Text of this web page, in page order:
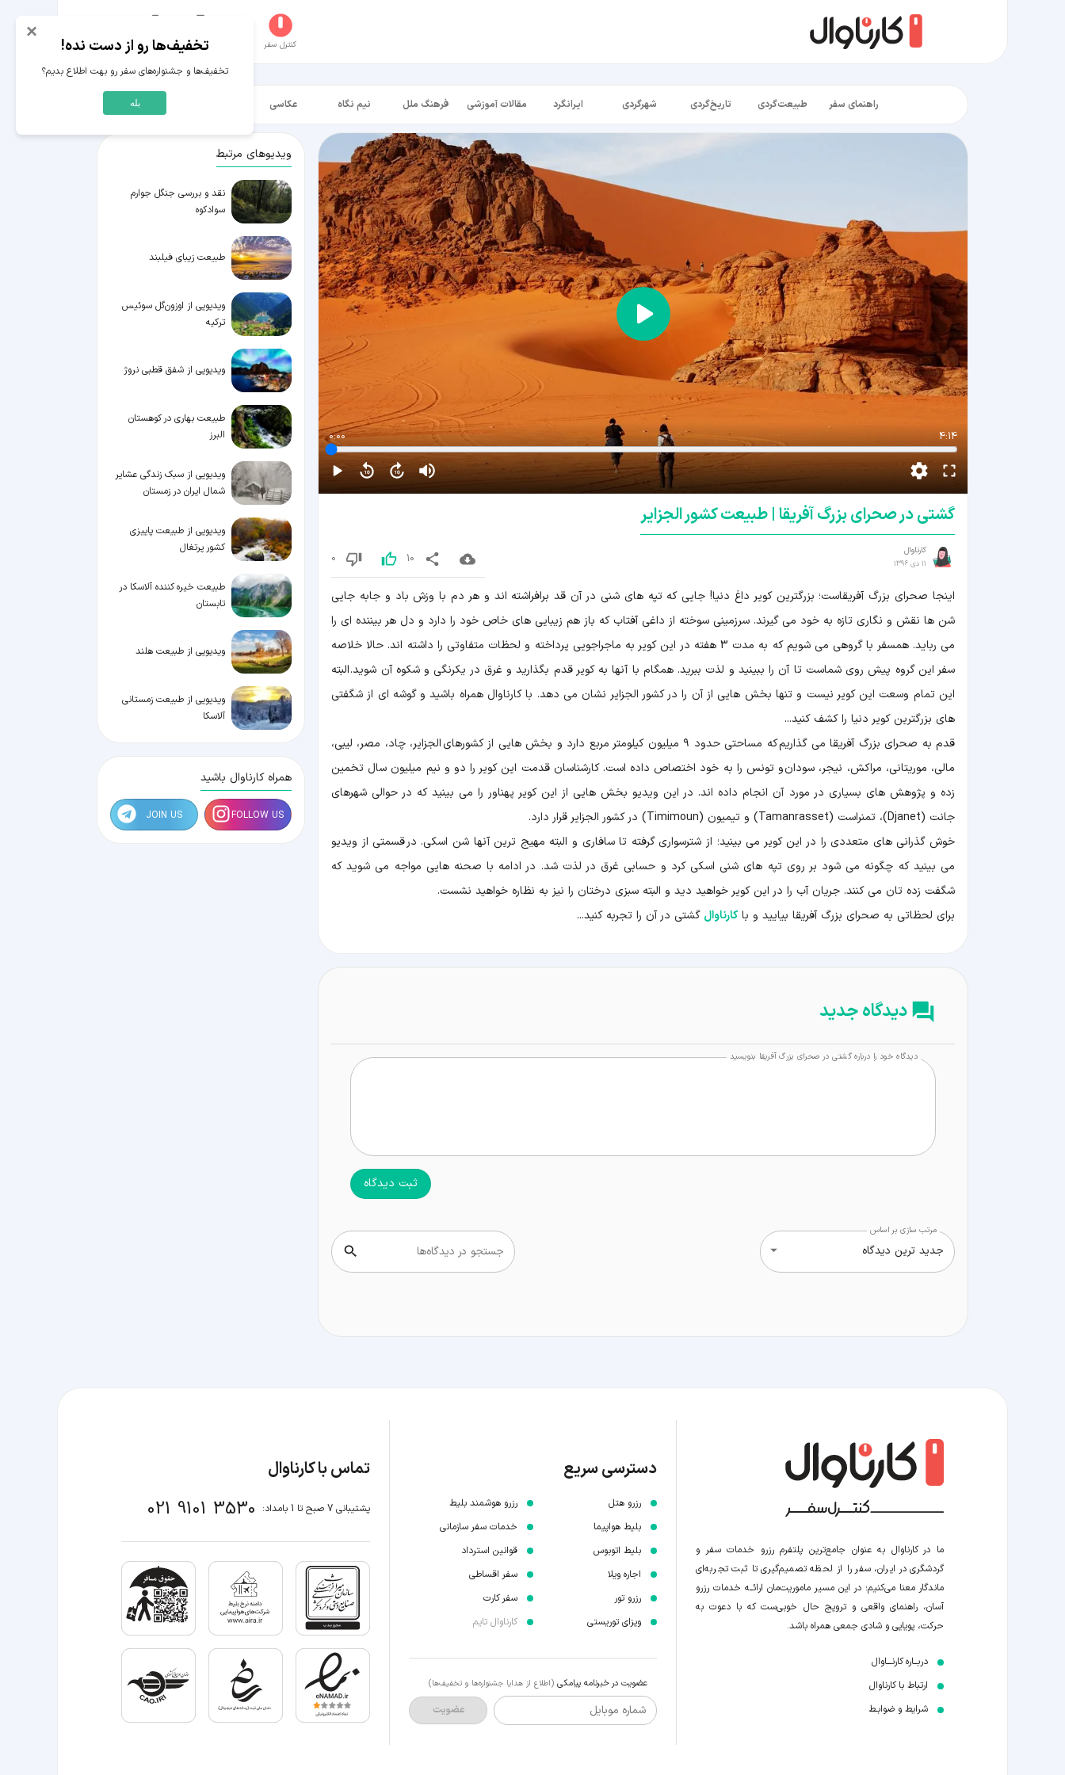
کنترل سفر عکاسخانه سفر‌های من حساب کاربری
راهنمای سفر طبیعت‌گردی تاریخ‌گردی شهرگردی ایرانگرد مقالات آموزشی فرهنگ ملل نیم نگاه عکاسی
4:14
0:00
گشتی در صحرای بزرگ آفریقا | طبیعت کشور الجزایر
کارناوال
11 دی 1396 10
0
اینجا صحرای بزرگ آفریقاست؛ بزرگترین کویر داغ دنیا! جایی که تپه های شنی در آن قد برافراشته اند و هر دم با وزش باد و جابه جایی
شن ها نقش و نگاری تازه به خود می گیرند. سرزمینی سوخته از داغی آفتاب که باز هم زیبایی های خاص خود را دارد و دل هر بیننده ای را
می رباید. همسفر با گروهی می شویم که به مدت 3 هفته در این کویر به ماجراجویی پرداخته و لحظات متفاوتی را داشته اند. حالا خلاصه
سفر این گروه پیش روی شماست تا آن را ببینید و لذت ببرید. همگام با آنها به کویر قدم بگذارید و غرق در یکرنگی و شکوه آن شوید. البته
این تمام وسعت این کویر نیست و تنها بخش هایی از آن را در کشور الجزایر نشان می دهد. با کارناوال همراه باشید و گوشه ای از شگفتی
های بزرگترین کویر دنیا را کشف کنید...
قدم به صحرای بزرگ آفریقا می گذاریم که مساحتی حدود ۹ میلیون کیلومتر مربع دارد و بخش هایی از کشورهای الجزایر، چاد، مصر، لیبی،
مالی، موریتانی، مراکش، نیجر، سودان و تونس را به خود اختصاص داده است. کارشناسان قدمت این کویر را دو و نیم میلیون سال تخمین
زده و پژوهش های بسیاری در مورد آن انجام داده اند. در این ویدیو بخش هایی از این کویر پهناور را می بینید که در حوالی شهرهای
جانت (Djanet)، تمنراست (Tamanrasset) و تیمیون (Timimoun) در کشور الجزایر قرار دارد.
خوش گذرانی های متعددی را در این کویر می بینید؛ از شترسواری گرفته تا سافاری و البته مهیج ترین آنها شن اسکی. در قسمتی از ویدیو
می بینید که چگونه می شود بر روی تپه های شنی اسکی کرد و حسابی غرق در لذت شد. در ادامه با صحنه هایی مواجه می شوید که
شگفت زده تان می کنند. جریان آب را در این کویر خواهید دید و البته سبزی درختان را نیز به نظاره خواهید نشست.
برای لحظاتی به صحرای بزرگ آفریقا بیایید و باکارناوال گشتی در آن را تجربه کنید...
دیدگاه جدید
دیدگاه خود را درباره گشتی در صحرای بزرگ آفریقا بنویسید
ثبت دیدگاه
جستجو در دیدگاه‌ها
مرتب سازی بر اساس
جدید ترین دیدگاه
ویدیوهای مرتبط
نقد و بررسی جنگل جوارم
سوادکوه
طبیعت زیبای فیلبند
ویدیویی از اوزون‌گل سوئیس
ترکیه
ویدیویی از شفق قطبی نروژ
طبیعت بهاری در کوهستان
البرز
ویدیویی از سبک زندگی عشایر
شمال ایران در زمستان
ویدیویی از طبیعت پاییزی
کشور پرتغال
طبیعت خیره‌ کننده آلاسکا در
تابستان
ویدیویی از طبیعت هلند
ویدیویی از طبیعت زمستانی
آلاسکا
همراه کارناوال باشید
FOLLOW US
JOIN US
ما در کارناوال به عنوان جامع‌ترین پلتفرم رزرو خدمات سفر و
گردشگری در ایران، سفر را از لحظه‌ تصمیم‌گیری تا ثبت تجربه‌ای
ماندگار معنا می‌کنیم؛ در این مسیر‍ ماموریت‌مان اراﺋــﻪ خدمات رزرو
آسان، راهنمای واقعی و ترویج حال خوبی‌ست که با دعوت به
حرکت، پویایی و شادی جمعی همراه باشد.
دربــاره کارنـــاوال
ارتباط با کارناوال
شرایط و ضوابـط
دسترسی سریع
رزرو هتل
بلیط هواپیما
بلیط اتوبوس
اجاره ویلا
رزرو تور
ویزای توریستی
رزرو هوشمند بلیط
خدمات سفر سازمانی
قوانین استرداد
سفر اقساطی
سفر کارت
کارناوال تایم
عضویت در خبرنامه پیامکی (اطلاع از هدایا جشنواره‌ها و تخفیف‌ها)
شماره موبایل عضویت
تماس با کارناوال
پشتیبانی 7 صبح تا 1 بامداد: 021 9101 3530
×
تخفیف‌ها رو از دست نده!
تخفیف‌ها و جشنواره‌های سفر رو بهت اطلاع بدیم؟
بله